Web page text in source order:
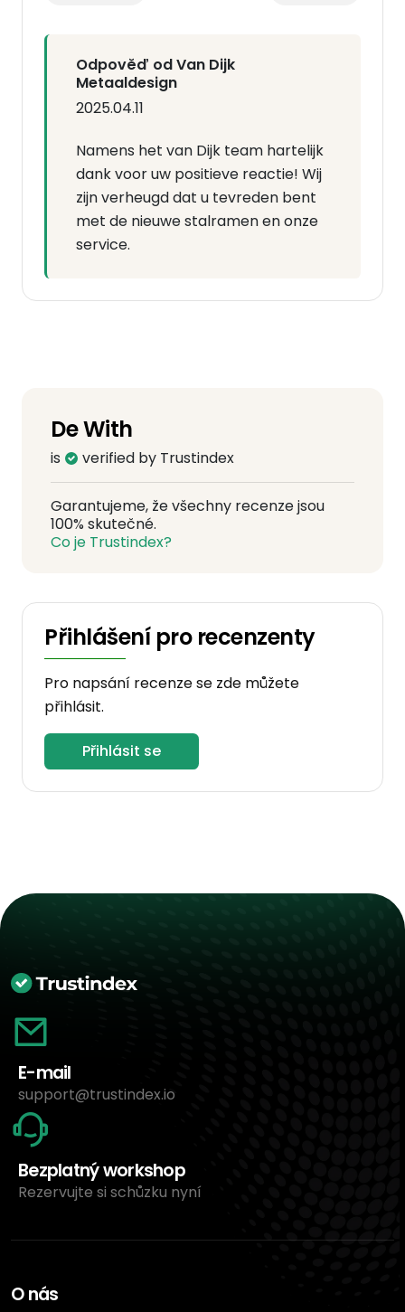
Odpověď od Van Dijk
Metaaldesign
2025.04.11
Namens het van Dijk team hartelijk
dank voor uw positieve reactie! Wij
zijn verheugd dat u tevreden bent
met de nieuwe stalramen en onze
service.
De With
is verified by Trustindex
Garantujeme, že všechny recenze jsou
100% skutečné.
Co je Trustindex?
Přihlášení pro recenzenty
Pro napsání recenze se zde můžete
přihlásit.
Přihlásit se
E-mail
support@trustindex.io
Bezplatný workshop
Rezervujte si schůzku nyní
O nás